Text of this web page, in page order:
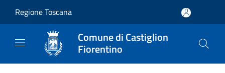
Regione Toscana
Comune di Castiglion
Fiorentino